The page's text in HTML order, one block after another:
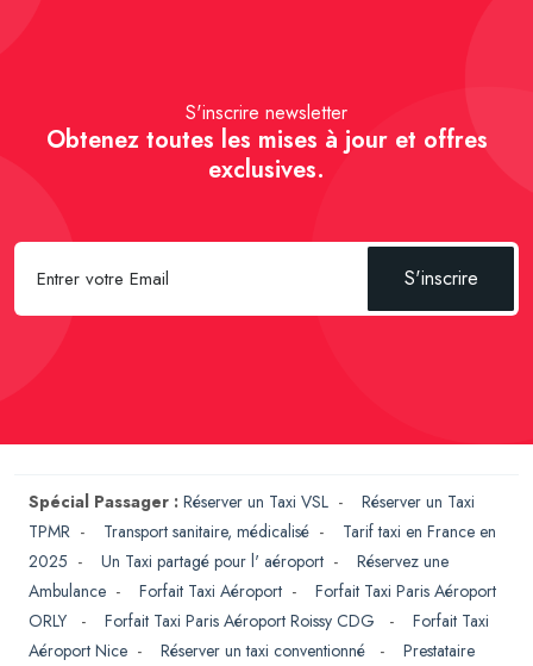
S'inscrire newsletter
Obtenez toutes les mises à jour et offres
exclusives.
S'inscrire
Spécial Passager : Réserver un Taxi VSL - Réserver un Taxi
TPMR - Transport sanitaire, médicalisé - Tarif taxi en France en
2025 - Un Taxi partagé pour l' aéroport - Réservez une
Ambulance - Forfait Taxi Aéroport - Forfait Taxi Paris Aéroport
ORLY
- Forfait Taxi Paris Aéroport Roissy CDG - Forfait Taxi
Aéroport Nice - Réserver un taxi conventionné - Prestataire